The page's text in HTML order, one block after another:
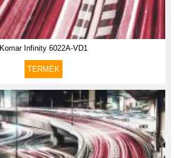
Komar Infinity 6022A-VD1
TERMÉK